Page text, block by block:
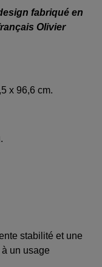
fabriqué en
Olivier
x 96,6 cm.
stabilité et une
un usage